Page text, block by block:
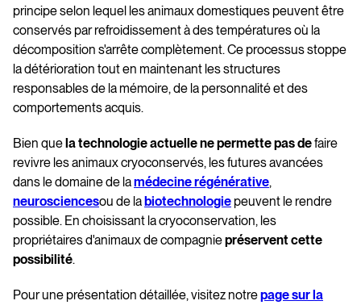
principe selon lequel les animaux domestiques peuvent être
conservés par refroidissement à des températures où la
décomposition s'arrête complètement. Ce processus stoppe
la détérioration tout en maintenant les structures
responsables de la mémoire, de la personnalité et des
comportements acquis.
Bien quela technologie actuelle ne permette pas defaire
revivre les animaux cryoconservés, les futures avancées
dans le domaine de lamédecine régénérative,
neurosciencesou de labiotechnologie peuvent le rendre
possible. En choisissant la cryoconservation, les
propriétaires d'animaux de compagniepréservent cette
possibilité.
Pour une présentation détaillée, visitez notrepage sur la